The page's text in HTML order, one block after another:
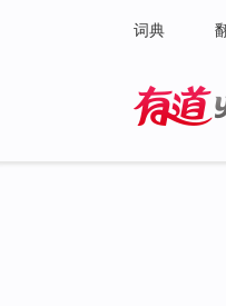
词典